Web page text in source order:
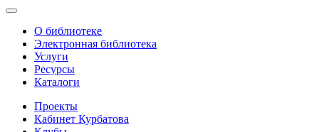
О библиотеке
Электронная библиотека
Услуги
Ресурсы
Каталоги
Проекты
Кабинет Курбатова